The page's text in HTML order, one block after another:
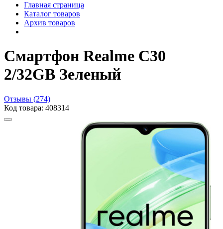
Главная страница
Каталог товаров
Архив товаров
Смартфон Realme C30
2/32GB Зеленый
Отзывы (274)
Код товара: 408314